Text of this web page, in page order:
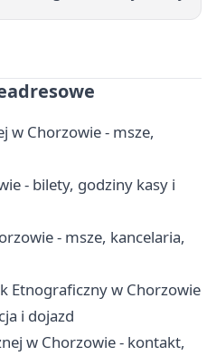
w Chorzowie - msze,
- bilety, godziny kasy i
- msze, kancelaria,
Etnograficzny w Chorzowie
i dojazd
w Chorzowie - kontakt,